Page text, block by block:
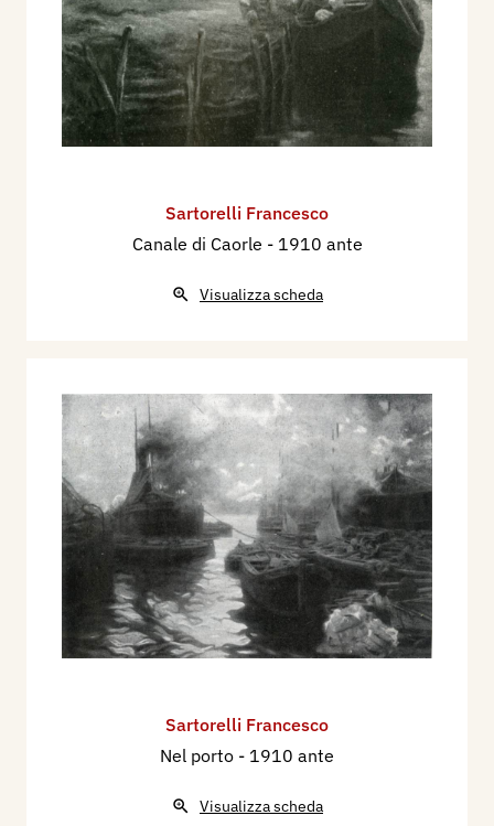
Sartorelli Francesco
Canale di Caorle - 1910 ante
Visualizza scheda
Sartorelli Francesco
Nel porto - 1910 ante
Visualizza scheda